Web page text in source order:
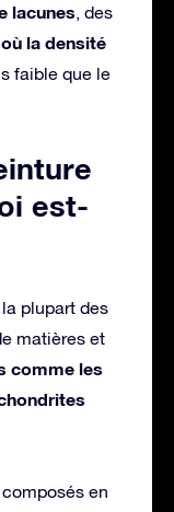
lacunes, des
la densité
faible que le
est-
plupart des
matières et
comme les
composés en